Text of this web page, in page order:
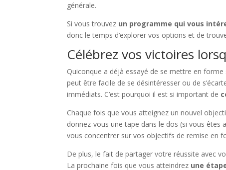
générale.
Si vous trouvez un programme qui vous
donc le temps d’explorer vos options et de
Célébrez vos victoires
Quiconque a déjà essayé de se mettre en
peut être facile de se désintéresser ou de
immédiats. C’est pourquoi il est si important de
Chaque fois que vous atteignez un nouvel
donnez-vous une tape dans le dos (si vous êtes
vous concentrer sur vos objectifs de remise en
De plus, le fait de partager votre réussite avec
La prochaine fois que vous atteindrez une